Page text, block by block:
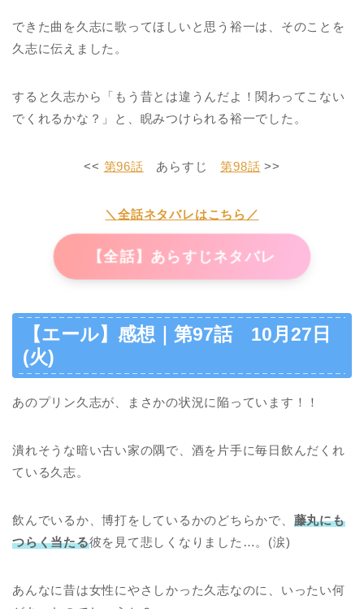
できた曲を久志に歌ってほしいと思う裕一は、そのことを
久志に伝えました。
すると久志から「もう昔とは違うんだよ！関わってこない
でくれるかな？」と、睨みつけられる裕一でした。
<< 第96話 あらすじ第98話 >>
＼全話ネタバレはこちら／
【全話】あらすじネタバレ
【エール】感想｜第97話 10月27日
(火)
あのプリン久志が、まさかの状況に陥っています！！
潰れそうな暗い古い家の隅で、酒を片手に毎日飲んだくれ
ている久志。
飲んでいるか、博打をしているかのどちらかで、 藤丸にも
つらく当たる彼を見て悲しくなりました…。(涙)
あんなに昔は女性にやさしかった久志なのに、いったい何